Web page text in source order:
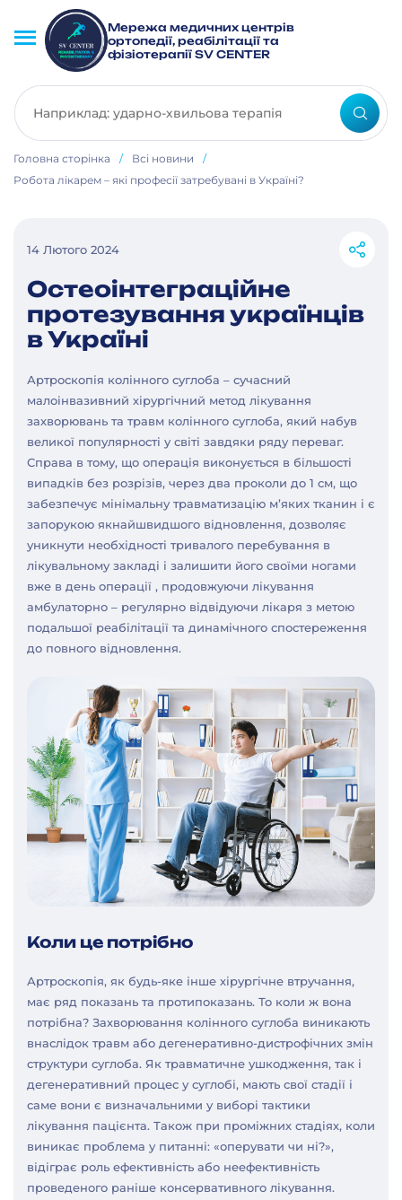
Мережа медичних центрів
ортопедії, реабілітації та
фізіотерапії SV CENTER
Головна сторінка / Всі новини
/
Робота лікарем – які професії затребувані в Україні?
14 Лютого 2024
Остеоінтеграційне
протезування українців
в Україні
Артроскопія колінного суглоба – сучасний
малоінвазивний хірургічний метод лікування
захворювань та травм колінного суглоба, який набув
великої популярності у світі завдяки ряду переваг.
Справа в тому, що операція виконується в більшості
випадків без розрізів, через два проколи до 1 см, що
забезпечує мінімальну травматизацію м’яких тканин і є
запорукою якнайшвидшого відновлення, дозволяє
уникнути необхідності тривалого перебування в
лікувальному закладі і залишити його своїми ногами
вже в день операції , продовжуючи лікування
амбулаторно – регулярно відвідуючи лікаря з метою
подальшої реабілітації та динамічного спостереження
до повного відновлення.
Коли це потрібно
Артроскопія, як будь-яке інше хірургічне втручання,
має ряд показань та протипоказань. То коли ж вона
потрібна? Захворювання колінного суглоба виникають
внаслідок травм або дегенеративно-дистрофічних змін
структури суглоба. Як травматичне ушкодження, так і
дегенеративний процес у суглобі, мають свої стадії і
саме вони є визначальними у виборі тактики
лікування пацієнта. Також при проміжних стадіях, коли
виникає проблема у питанні: «оперувати чи ні?»,
відіграє роль ефективність або неефективність
проведеного раніше консервативного лікування.